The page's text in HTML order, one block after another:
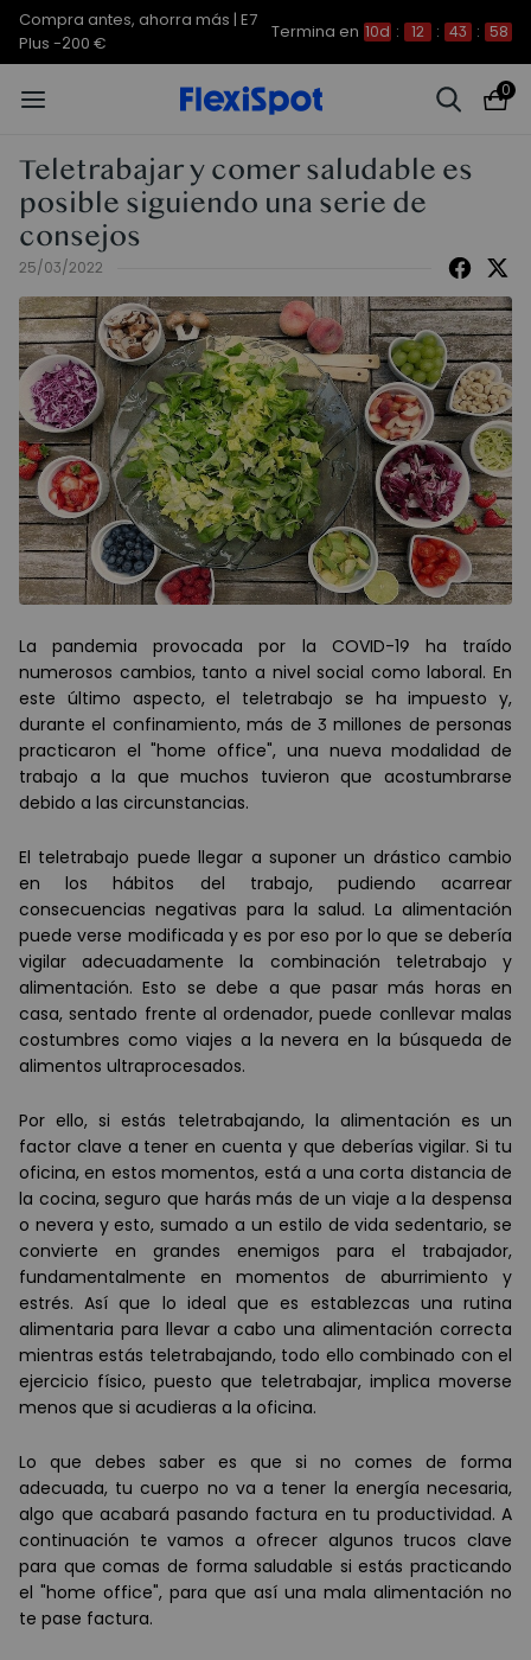
Compra antes, ahorra más | E7
Plus -200 €
Termina en 10d : 12 : 43 : 57
0
Teletrabajar y comer saludable es
posible siguiendo una serie de
consejos
25/03/2022
La pandemia provocada por la COVID-19 ha traído
numerosos cambios, tanto a nivel social como laboral. En
este último aspecto, el teletrabajo se ha impuesto y,
durante el confinamiento, más de 3 millones de personas
practicaron el "home office", una nueva modalidad de
trabajo a la que muchos tuvieron que acostumbrarse
debido a las circunstancias.
El teletrabajo puede llegar a suponer un drástico cambio
en los hábitos del trabajo, pudiendo acarrear
consecuencias negativas para la salud. La alimentación
puede verse modificada y es por eso por lo que se debería
vigilar adecuadamente la combinación teletrabajo y
alimentación. Esto se debe a que pasar más horas en
casa, sentado frente al ordenador, puede conllevar malas
costumbres como viajes a la nevera en la búsqueda de
alimentos ultraprocesados.
Por ello, si estás teletrabajando, la alimentación es un
factor clave a tener en cuenta y que deberías vigilar. Si tu
oficina, en estos momentos, está a una corta distancia de
la cocina, seguro que harás más de un viaje a la despensa
o nevera y esto, sumado a un estilo de vida sedentario, se
convierte en grandes enemigos para el trabajador,
fundamentalmente en momentos de aburrimiento y
estrés. Así que lo ideal que es establezcas una rutina
alimentaria para llevar a cabo una alimentación correcta
mientras estás teletrabajando, todo ello combinado con el
ejercicio físico, puesto que teletrabajar, implica moverse
menos que si acudieras a la oficina.
Lo que debes saber es que si no comes de forma
adecuada, tu cuerpo no va a tener la energía necesaria,
algo que acabará pasando factura en tu productividad. A
continuación te vamos a ofrecer algunos trucos clave
para que comas de forma saludable si estás practicando
el "home office", para que así una mala alimentación no
te pase factura.